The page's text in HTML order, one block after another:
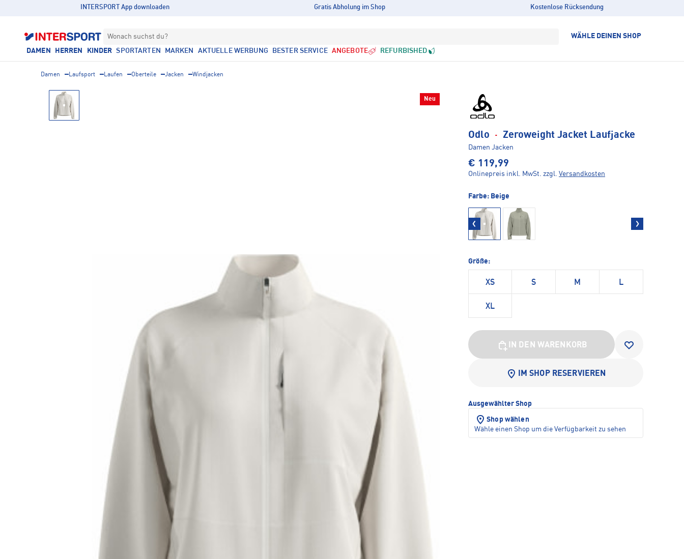
INTERSPORT App downloaden Gratis Abholung im Shop Kostenlose Rücksendung
Wonach suchst du? WÄHLE DEINEN SHOP
DAMEN HERREN KINDER SPORTARTEN MARKEN AKTUELLE WERBUNG BESTER SERVICE ANGEBOTE REFURBISHED
Damen Laufsport Laufen Oberteile Jacken Windjacken
Neu
Odlo · Zeroweight Jacket Laufjacke
Damen Jacken
€ 119,99
Onlinepreis inkl. MwSt. zzgl. Versandkosten
Farbe: Beige
Größe:
XS S M L
XL
IN DEN WARENKORB
IM SHOP RESERVIEREN
Ausgewählter Shop
Shop wählen
Wähle einen Shop um die Verfügbarkeit zu sehen